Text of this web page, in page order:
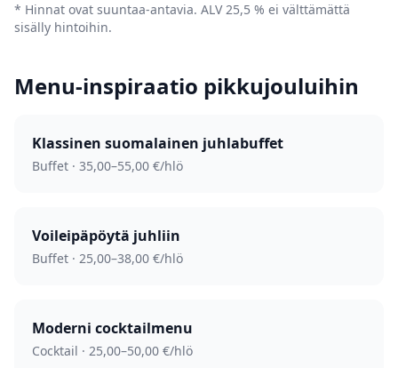
* Hinnat ovat suuntaa-antavia. ALV 25,5 % ei välttämättä
sisälly hintoihin.
Menu-inspiraatio pikkujouluihin
Klassinen suomalainen juhla­buffet
Buffet · 35,00–55,00 €/hlö
Voileipäpöytä juhliin
Buffet · 25,00–38,00 €/hlö
Moderni cocktail­menu
Cocktail · 25,00–50,00 €/hlö